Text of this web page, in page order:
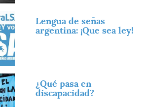
Lengua de señas
argentina: ¡Que sea ley!
¿Qué pasa en
discapacidad?